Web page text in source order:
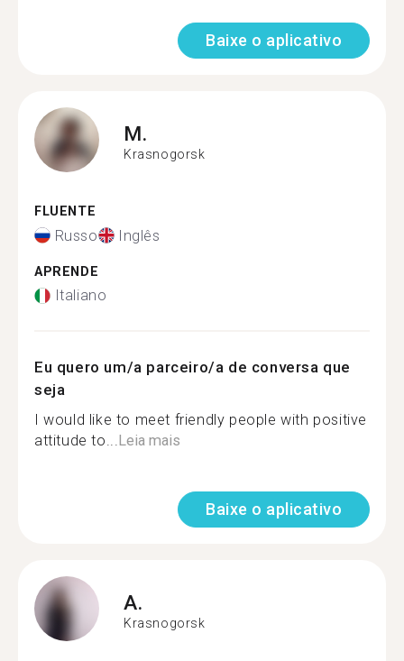
Baixe o aplicativo
M.
Krasnogorsk
FLUENTE
Russo Inglês
APRENDE
Italiano
Eu quero um/a parceiro/a de conversa que
seja
I would like to meet friendly people with positive
attitude to...Leia mais
Baixe o aplicativo
A.
Krasnogorsk